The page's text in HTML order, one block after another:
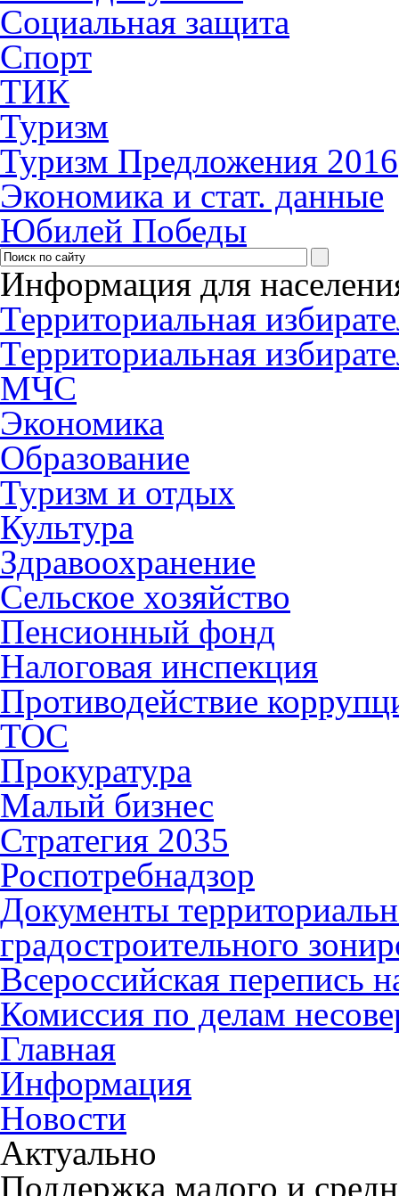
Социальная защита
Спорт
ТИК
Туризм
Туризм Предложения 2016
Экономика и стат. данные
Юбилей Победы
Информация для
Территориальная
Территориальная
МЧС
Экономика
Образование
Туризм и отдых
Культура
Здравоохранение
Сельское хозяйство
Пенсионный фонд
Налоговая инспекция
Противодействие
ТОС
Прокуратура
Малый бизнес
Стратегия 2035
Роспотребнадзор
Документы
градостроительного
Всероссийская перепись
Комиссия по делам
Главная
Информация
Новости
Актуально
Поддержка малого и